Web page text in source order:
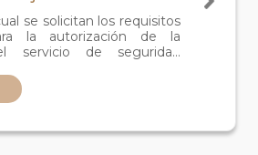
se solicitan los requisitos
la autorización de la
servicio de seguridad
en custodia de personas
y/o escoltas)